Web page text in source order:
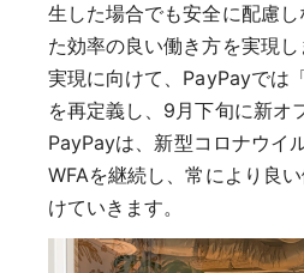
生した場合でも安全に配慮
た効率の良い働き方を実現
実現に向けて、PayPayでは
を再定義し、9月下旬に新オ
PayPayは、新型コロナウイ
WFAを継続し、常により良
けていきます。